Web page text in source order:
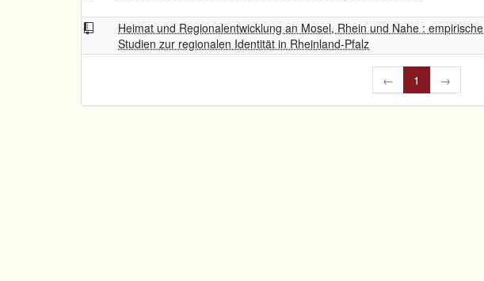
Heimat und Regionalentwicklung an Mosel, Rhein und Nahe : empirische
Studien zur regionalen Identität in Rheinland-Pfalz
← 1 →